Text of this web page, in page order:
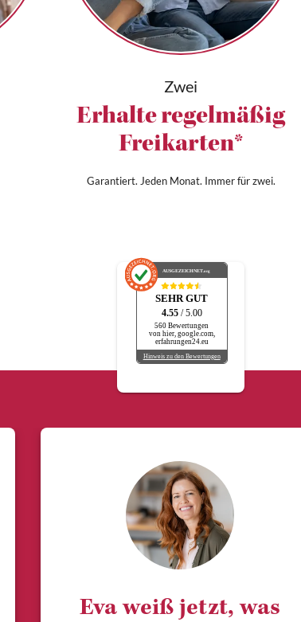
Zwei
Erhalte regelmäßig
Freikarten*
Garantiert. Jeden Monat. Immer für zwei.
AUSGEZEICHNET.org
SEHR GUT
4.55 / 5.00
560 Bewertungen
von hier, google.com,
erfahrungen24.eu
Hinweis zu den Bewertungen
Eva weiß jetzt, was